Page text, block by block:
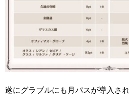
遂にグラブルにも月パスが導入さ